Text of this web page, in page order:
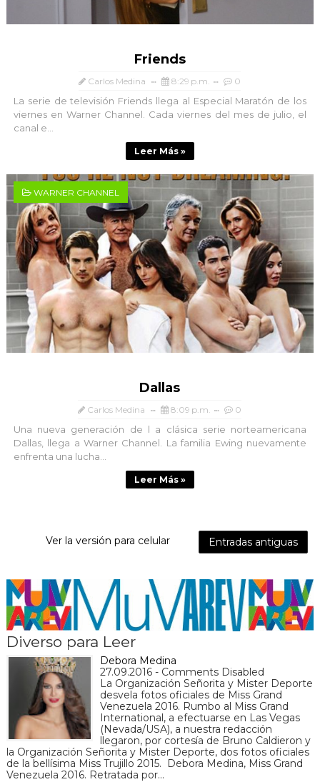
Friends
Carlos Medina 8:29 p.m. 0
La serie de televisión Friends llega al Especial Maratón de los
viernes en Warner Channel. Cada viernes del mes de julio, el
canal e...
Leer Más »
WARNER CHANNEL
Dallas
Carlos Medina 8:09 p.m. 0
Una nueva generación de l a clásica serie norteamericana
Dallas, llega a Warner Channel. La familia Ewing nuevamente
enfrenta una lucha...
Leer Más »
Entradas antiguas
Ver la versión para celular
Diverso para Leer
Debora Medina
27.09.2016 - Comments Disabled
La Organización Señorita y Mister Deporte
desvela fotos oficiales de Miss Grand
Venezuela 2016. Rumbo al Miss Grand
International, a efectuarse en Las Vegas
(Nevada/USA), a nuestra redacción
llegaron, por cortesía de Bruno Caldieron y
la Organización Señorita y Mister Deporte, dos fotos oficiales
de la bellísima Miss Trujillo 2015. Debora Medina, Miss Grand
Venezuela 2016. Retratada por…